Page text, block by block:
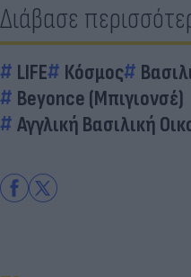
Διάβασε
LIFE Κόσμος
Beyonce (Μπιγιονσέ)
Αγγλική Βασιλική